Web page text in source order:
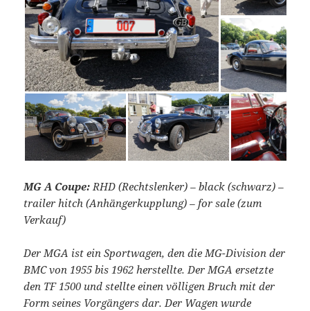
MG A Coupe:RHD (Rechtslenker) – black (schwarz) –
trailer hitch (Anhängerkupplung) – for sale (zum
Verkauf)
Der MGA ist ein Sportwagen, den die MG-Division der
BMC von 1955 bis 1962 herstellte. Der MGA ersetzte
den TF 1500 und stellte einen völligen Bruch mit der
Form seines Vorgängers dar. Der Wagen wurde